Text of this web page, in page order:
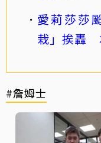
愛莉莎莎
栽」挨轟
#詹姆士